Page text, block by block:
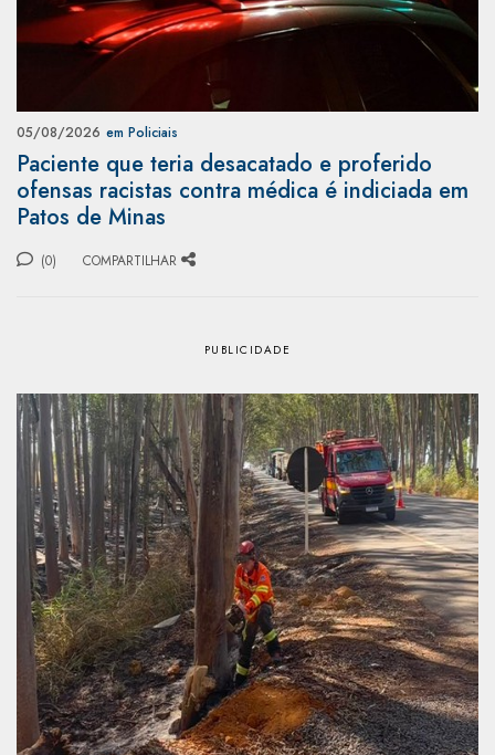
05/08/2026 em Policiais
Paciente que teria desacatado e proferido
ofensas racistas contra médica é indiciada em
Patos de Minas
(0) COMPARTILHAR